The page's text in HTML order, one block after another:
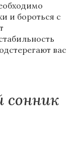
и бороться с
вас
сонник